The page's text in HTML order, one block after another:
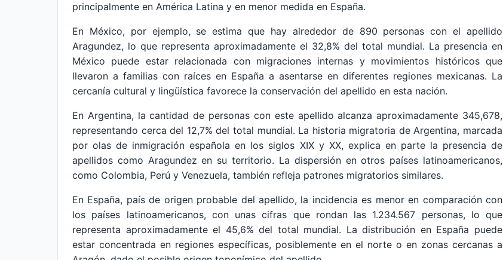
principalmente en América Latina y en menor medida en España.
En México, por ejemplo, se estima que hay alrededor de 890 personas con el apellido
Aragundez, lo que representa aproximadamente el 32,8% del total mundial. La presencia en
México puede estar relacionada con migraciones internas y movimientos históricos que
llevaron a familias con raíces en España a asentarse en diferentes regiones mexicanas. La
cercanía cultural y lingüística favorece la conservación del apellido en esta nación.
En Argentina, la cantidad de personas con este apellido alcanza aproximadamente 345,678,
representando cerca del 12,7% del total mundial. La historia migratoria de Argentina, marcada
por olas de inmigración española en los siglos XIX y XX, explica en parte la presencia de
apellidos como Aragundez en su territorio. La dispersión en otros países latinoamericanos,
como Colombia, Perú y Venezuela, también refleja patrones migratorios similares.
En España, país de origen probable del apellido, la incidencia es menor en comparación con
los países latinoamericanos, con unas cifras que rondan las 1.234.567 personas, lo que
representa aproximadamente el 45,6% del total mundial. La distribución en España puede
estar concentrada en regiones específicas, posiblemente en el norte o en zonas cercanas a